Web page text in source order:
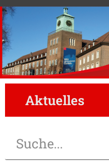
Aktuelles